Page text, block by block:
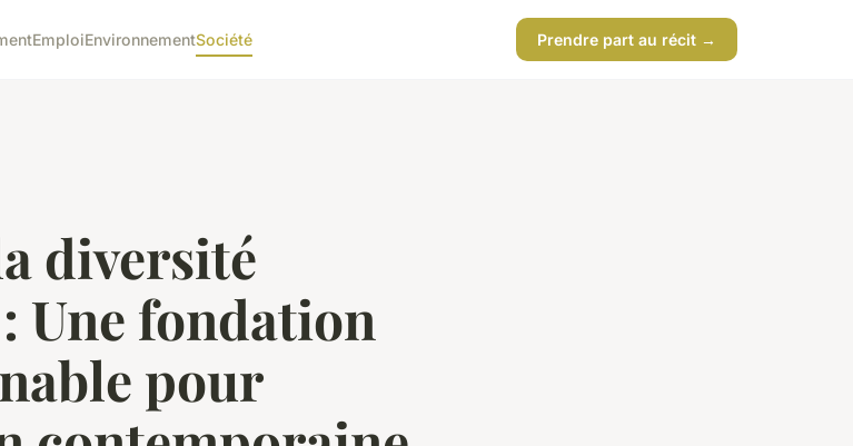
EmploiEnvironnementSociété Prendre part au récit →
diversité
Une fondation
pour